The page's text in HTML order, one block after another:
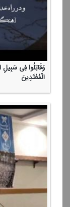
وَقَاتِلُوا فِی سَبِیلِ
الْمُعْتَدِینَ